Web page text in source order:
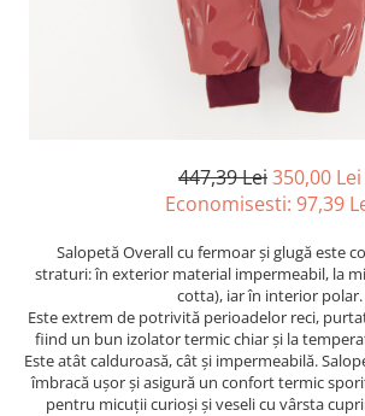
447,39 Lei350,00 Lei
Economisesti: 97,39
SalopetăOverall cu fermoar și glugă este
straturi:în exterior material impermeabil, la
cotta), iarîn interior polar.
Este extrem de potrivită perioadelor reci,
fiind un bun izolator termic chiar și la
Esteatâtcalduroasă,câtși impermeabilă.
îmbracă ușor și asigură un confort termic
pentru micuţii curioși și veseli cu vârsta